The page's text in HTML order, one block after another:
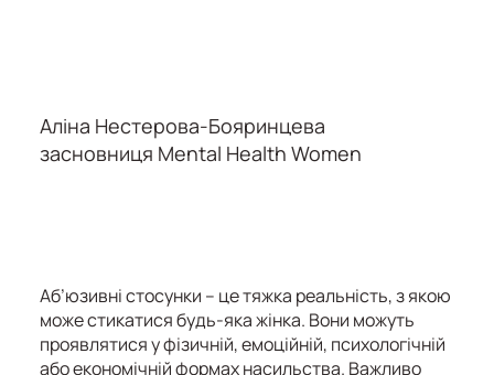
Аб’юзивні стосунки – це тяжка реальність, з якою
може стикатися будь-яка жінка. Вони можуть
проявлятися у фізичній, емоційній, психологічній
або економічній формах насильства. Важливо
Аліна Нестерова-Бояринцева
засновниця Mental Health Women